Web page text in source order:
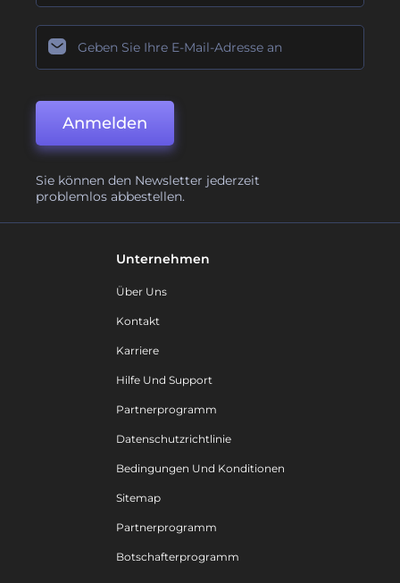
Anmelden
Sie können den Newsletter jederzeit
problemlos abbestellen.
Unternehmen
Über Uns
Kontakt
Karriere
Hilfe Und Support
Partnerprogramm
Datenschutzrichtlinie
Bedingungen Und Konditionen
Sitemap
Partnerprogramm
Botschafterprogramm